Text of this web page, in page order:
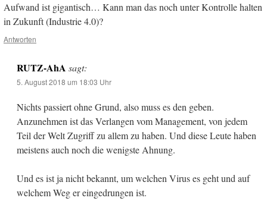
Aufwand ist gigantisch… Kann man das noch unter Kontrolle halten
in Zukunft (Industrie 4.0)?
Antworten
RUTZ-AhA sagt:
5. August 2018 um 18:03 Uhr
Nichts passiert ohne Grund, also muss es den geben.
Anzunehmen ist das Verlangen vom Management, von jedem
Teil der Welt Zugriff zu allem zu haben. Und diese Leute haben
meistens auch noch die wenigste Ahnung.
Und es ist ja nicht bekannt, um welchen Virus es geht und auf
welchem Weg er eingedrungen ist.